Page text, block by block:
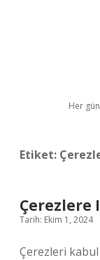
Her
Etiket:
Çerezlere
Tarih: Ekim 1, 2024
Çerezleri